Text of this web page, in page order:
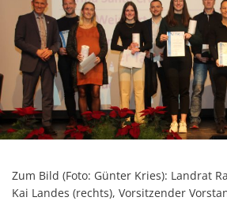
Zum Bild (Foto: Günter Kries): Landrat
Kai Landes (rechts), Vorsitzender